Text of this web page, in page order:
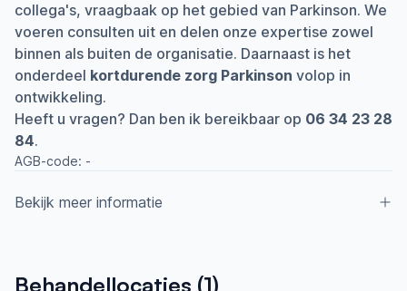
collega's, vraagbaak op het gebied van Parkinson. We
voeren consulten uit en delen onze expertise zowel
binnen als buiten de organisatie. Daarnaast is het
onderdeel kortdurende zorg Parkinson volop in
ontwikkeling.
Heeft u vragen? Dan ben ik bereikbaar op 06 34 23 28
84.
AGB-code: -
Bekijk meer informatie
2021
Behandellocaties (1)